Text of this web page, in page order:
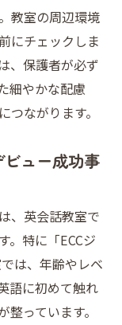
教室の周辺環境
にチェックしま
、保護者が必ず
細やかな配慮
ながります。
ュー成功事
、英会話教室で
。特に「ECCジ
は、年齢やレベ
語に初めて触れ
っています。